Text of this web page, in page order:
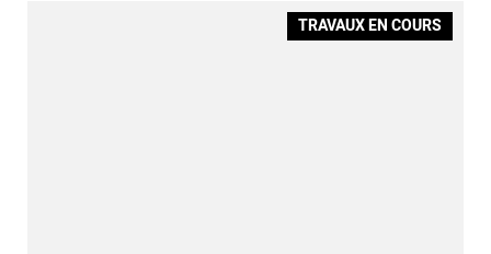
TRAVAUX EN COURS